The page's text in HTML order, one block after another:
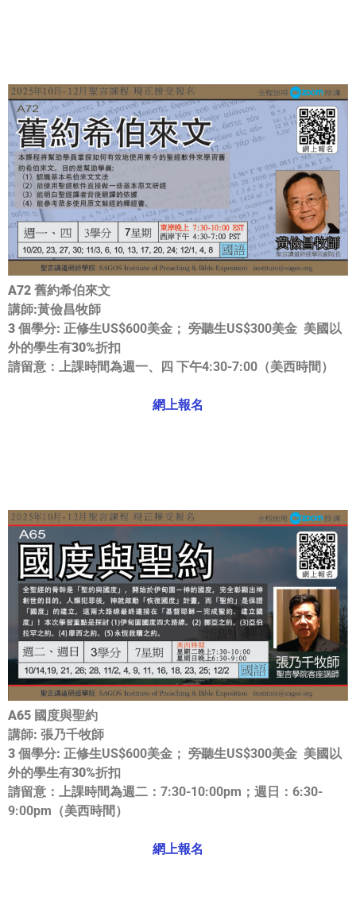
A72 舊約希伯來文
講師:黃儉昌牧師
3 個學分: 正修生US$600美金； 旁聽生US$300美金 美國以
外的學生有30%折扣
請留意： 上課時間為週一、四 下午4:30-7:00 （美西時間）
網上報名
A65 國度與聖約
講師: 張乃千牧師
3 個學分: 正修生US$600美金； 旁聽生US$300美金 美國以
外的學生有30%折扣
請留意： 上課時間為週二：7:30-10:00pm；週日：6:30-
9:00pm （美西時間）
網上報名